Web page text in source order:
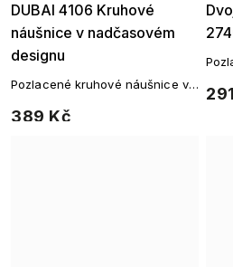
DUBAI 4106 Kruhové
náušnice v nadčasovém
designu
389 Kč
Pozlacené kruhové náušnice v